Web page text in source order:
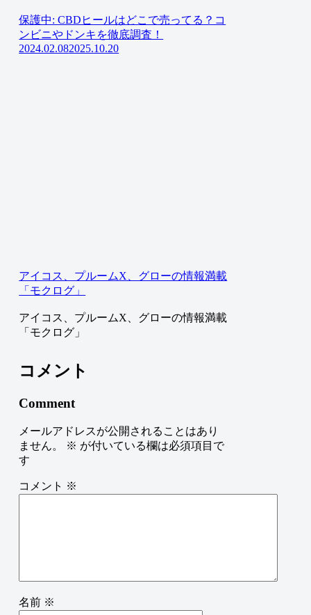
保護中: CBDヒールはどこで売ってる？コ
ンビニやドンキを徹底調査！
2024.02.082025.10.20
アイコス、プルームX、グローの情報満載
「モクログ」
アイコス、プルームX、グローの情報満載
「モクログ」
コメント
Comment
メールアドレスが公開されることはあり
ません。
※ が付いている欄は必須項目で
す
コメント ※
名前 ※